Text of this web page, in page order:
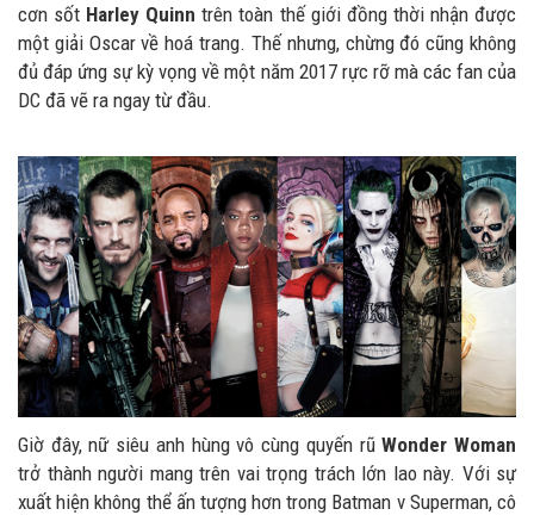
cơn sốt Harley Quinn trên toàn thế giới đồng thời nhận được
một giải Oscar về hoá trang. Thế nhưng, chừng đó cũng không
đủ đáp ứng sự kỳ vọng về một năm 2017 rực rỡ mà các fan của
DC đã vẽ ra ngay từ đầu.
Giờ đây, nữ siêu anh hùng vô cùng quyến rũWonder Woman
trở thành người mang trên vai trọng trách lớn lao này. Với sự
xuất hiện không thể ấn tượng hơn trong Batman v Superman, cô